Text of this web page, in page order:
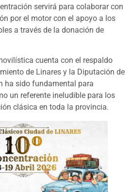
servirá para colaborar con
por el motor con el apoyo a los
a través de la donación de
cuenta con el respaldo
de Linares y la Diputación de
ha sido fundamental para
un referente ineludible para los
clásica en toda la provincia.